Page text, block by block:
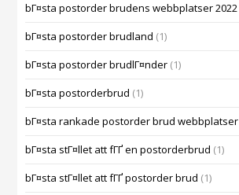
bГ¤sta postorder brudens webbplatser 2022
bГ¤sta postorder brudland (1)
bГ¤sta postorder brudlГ¤nder (1)
bГ¤sta postorderbrud (1)
bГ¤sta rankade postorder brud webbplatser
bГ¤sta stГ¤llet att fГҐ en postorderbrud (1)
bГ¤sta stГ¤llet att fГҐ postorder brud (1)